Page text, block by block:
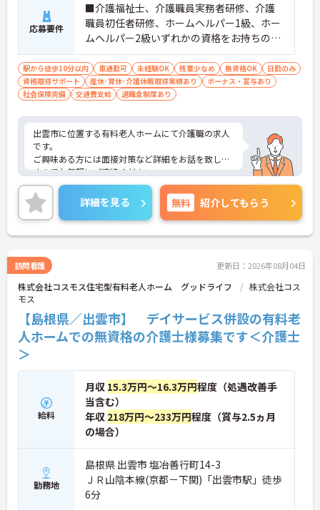
応募要件
■介護福祉士、介護職員実務者研修、介護
職員初任者研修、ホームヘルパー1級、ホー
ムヘルパー2級いずれかの資格をお持ちの方
■普通自動車運転免許（AT限定可）必須
駅から徒歩10分以内 車通勤可 未経験OK 残業少なめ 無資格OK
日勤のみ
資格取得サポート
産休･育休･介護休暇取得実績あり
ボーナス・賞与あり
社会保険完備
交通費支給 退職金制度あり
出雲市に位置する有料老人ホームにて介護職の求人
です。
ご興味ある方には面接対策など詳細をお話を致しま
すのでお気軽にご連絡ください。
詳細を見る 無料 紹介してもらう
訪問看護 更新日：2026年08月04日
株式会社コスモス住宅型有料老人ホーム グッドライフ
株式会社コス
モス
【島根県／出雲市】 デイサービス併設の有料老
人ホームでの無資格の介護士様募集です＜介護士
＞
給料
月収 15.3万円～16.3万円程度（処遇改善手
当含む）
年収 218万円～233万円程度（賞与2.5ヵ月
の場合）
勤務地
島根県 出雲市 塩冶善行町14-3
ＪＲ山陰本線(京都－下関)「出雲市駅」徒歩
6分